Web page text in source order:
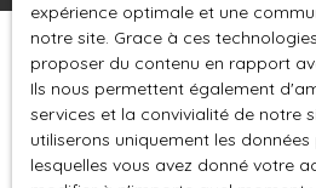
Pertinence
Trier par
expérience optimale et une
notre site. Grace à ces
proposer du contenu en rapport
Ils nous permettent également
services et la convivialité de notre
utiliserons uniquement les
lesquelles vous avez donné votre